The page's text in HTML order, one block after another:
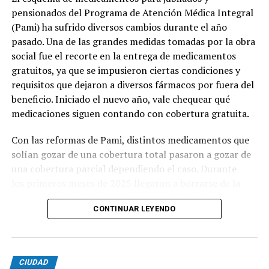
pensionados del Programa de Atención Médica Integral
(Pami) ha sufrido diversos cambios durante el año
pasado. Una de las grandes medidas tomadas por la obra
social fue el recorte en la entrega de medicamentos
gratuitos, ya que se impusieron ciertas condiciones y
requisitos que dejaron a diversos fármacos por fuera del
beneficio. Iniciado el nuevo año, vale chequear qué
medicaciones siguen contando con cobertura gratuita.
Con las reformas de Pami, distintos medicamentos que
solían gozar de una cobertura total pasaron a gozar de
una cobertura parcial dependiendo el caso. Durante
lista habitual más de 44 fármacos gratuitos. Por esta
razón, todo afiliado que no se encuentra dentro del
una parte de las medicinas que requiera para su
bienestar.
CONTINUAR LEYENDO
CIUDAD